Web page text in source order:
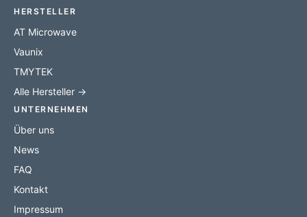
HERSTELLER
AT Microwave
Vaunix
TMYTEK
Alle Hersteller →
UNTERNEHMEN
Über uns
News
FAQ
Kontakt
Impressum